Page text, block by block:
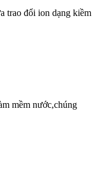
trao đổi ion dạng kiềm
mềm nước,chúng